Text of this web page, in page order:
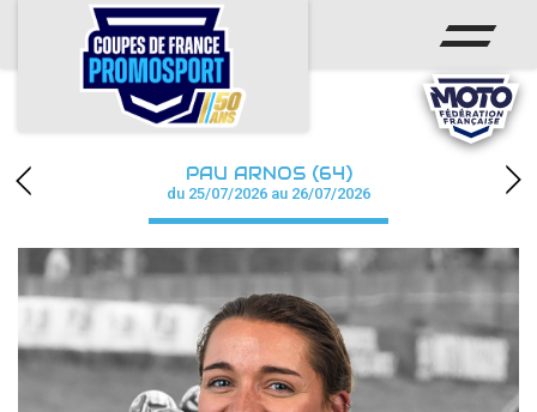
ACCUEIL
ACTUS
CALENDRIER
CHAMPIONNAT
RÉSULTATS
PHOTOS / WEB TV
PARTENAIRES
PAU ARNOS (64)
du 25/07/2026 au 26/07/2026